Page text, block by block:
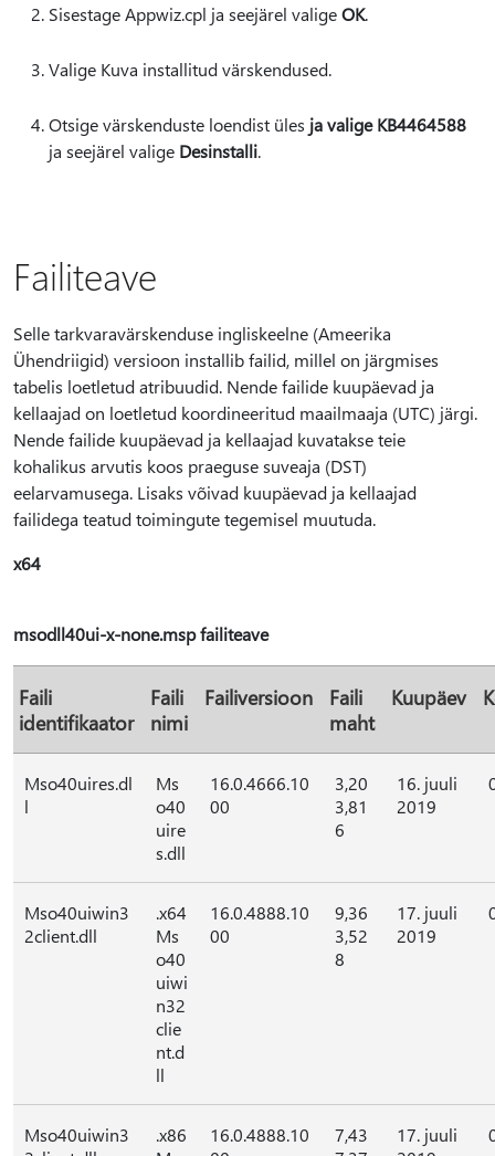
Sisestage Appwiz.cpl ja seejärel valigeOK.
Valige Kuva installitud värskendused.
Otsige värskenduste loendist üles ja valige KB4464588
ja seejärel valige Desinstalli.
Failiteave
Selle tarkvaravärskenduse ingliskeelne (Ameerika
Ühendriigid) versioon installib failid, millel on järgmises
tabelis loetletud atribuudid. Nende failide kuupäevad ja
kellaajad on loetletud koordineeritud maailmaaja (UTC) järgi.
Nende failide kuupäevad ja kellaajad kuvatakse teie
kohalikus arvutis koos praeguse suveaja (DST)
eelarvamusega. Lisaks võivad kuupäevad ja kellaajad
failidega teatud toimingute tegemisel muutuda.
x64
msodll40ui-x-none.msp failiteave
Faili
identifikaator
Faili
nimi
Failiversioon
Faili
maht
Kuupäev
Mso40uires.dl
l
Ms
o40
uire
s.dll
16.0.4666.10
00
3,20
3,81
6
16. juuli
2019
Mso40uiwin3
2client.dll
.x64
Ms
o40
uiwi
n32
clie
nt.d
ll
16.0.4888.10
00
9,36
3,52
8
17. juuli
2019
Mso40uiwin3
.x86
16.0.4888.10
7,43
17. juuli